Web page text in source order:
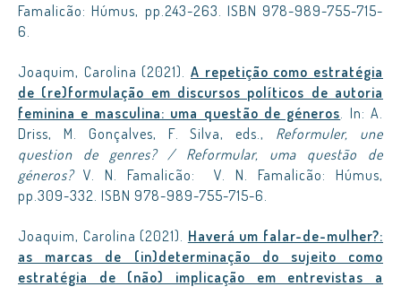
Famalicão: Húmus, pp.243-263. ISBN 978-989-755-715-
6.
Joaquim, Carolina (2021). A repetição como estratégia
de (re)formulação em discursos políticos de autoria
feminina e masculina: uma questão de géneros. In: A.
Driss, M. Gonçalves, F. Silva, eds., Reformuler, une
question de genres? / Reformular, uma questão de
géneros?V. N. Famalicão: V. N. Famalicão: Húmus,
pp.309-332. ISBN 978-989-755-715-6.
Joaquim, Carolina (2021). Haverá um falar-de-mulher?:
as marcas de (in)determinação do sujeito como
estratégia de (não) implicação em entrevistas a